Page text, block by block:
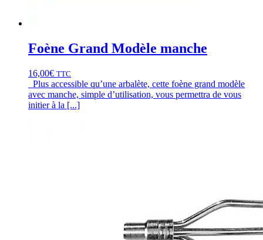
Foène Grand Modèle manche
16,00€ TTC
Plus accessible qu’une arbalète, cette foène grand modèle
avec manche, simple d’utilisation, vous permettra de vous
initier à la [...]